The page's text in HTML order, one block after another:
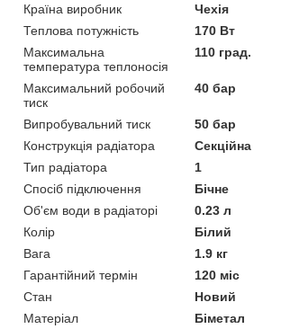
Країна виробник
Чехія
Теплова потужність
170 Вт
Максимальна
температура теплоносія
110 град.
Максимальний робочий
тиск
40 бар
Випробувальний тиск
50 бар
Конструкція радіатора
Секційна
Тип радіатора
1
Спосіб підключення
Бічне
Об'єм води в радіаторі
0.23 л
Колір
Білий
Вага
1.9 кг
Гарантійний термін
120 міс
Стан
Новий
Матеріал
Біметал